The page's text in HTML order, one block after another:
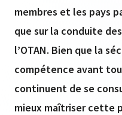
membres et les pays
que sur la conduite
l’OTAN. Bien que la
compétence avant
continuent de se
mieux maîtriser cette